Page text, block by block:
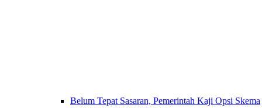
Belum Tepat Sasaran, Pemerintah Kaji Opsi Skema